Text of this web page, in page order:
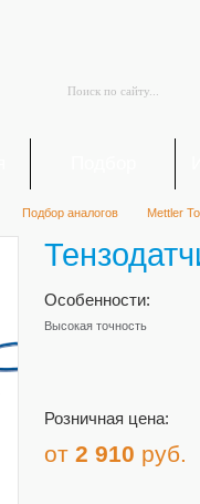
Подбор аналогов Mettler
Особенности:
Высокая точность
Розничная цена:
от 2 910 руб.